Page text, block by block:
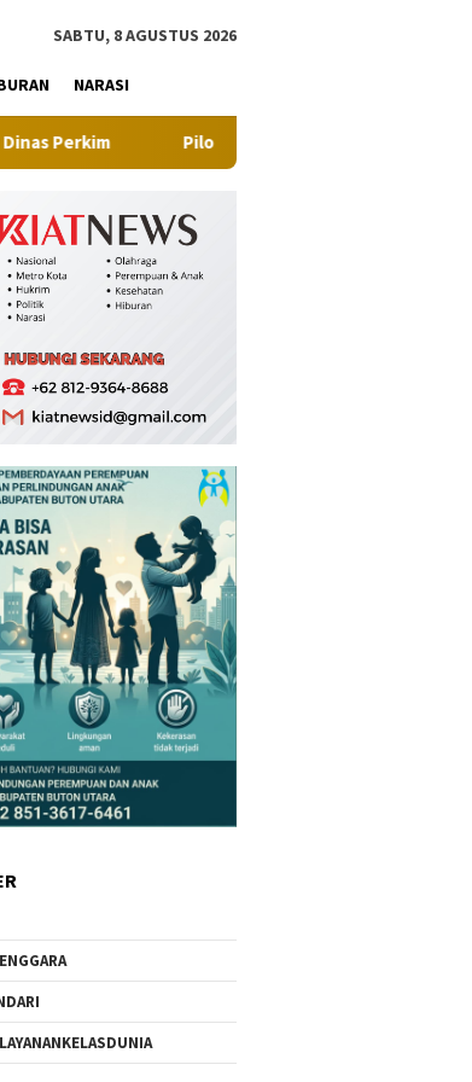
SABTU, 8 AGUSTUS 2026
NARASI
Project, Kementerian ATR/BPN Uji Coba Layanan